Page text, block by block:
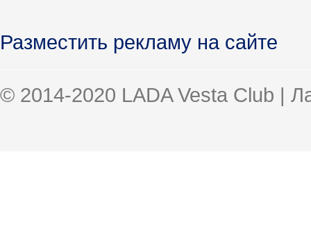
Разместить рекламу на сайте
© 2014-2020 LADA Vesta Club |